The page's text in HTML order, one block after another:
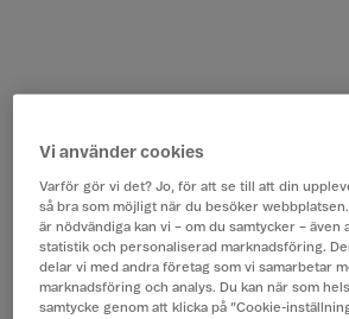
Vi använder cookies
Varför gör vi det? Jo, för att se till att din
så bra som möjligt när du besöker
är nödvändiga kan vi – om du samtycker – även
statistik och personaliserad marknadsföring.
delar vi med andra företag som vi samarbetar
marknadsföring och analys. Du kan när som
samtycke genom att klicka på ”Cookie-